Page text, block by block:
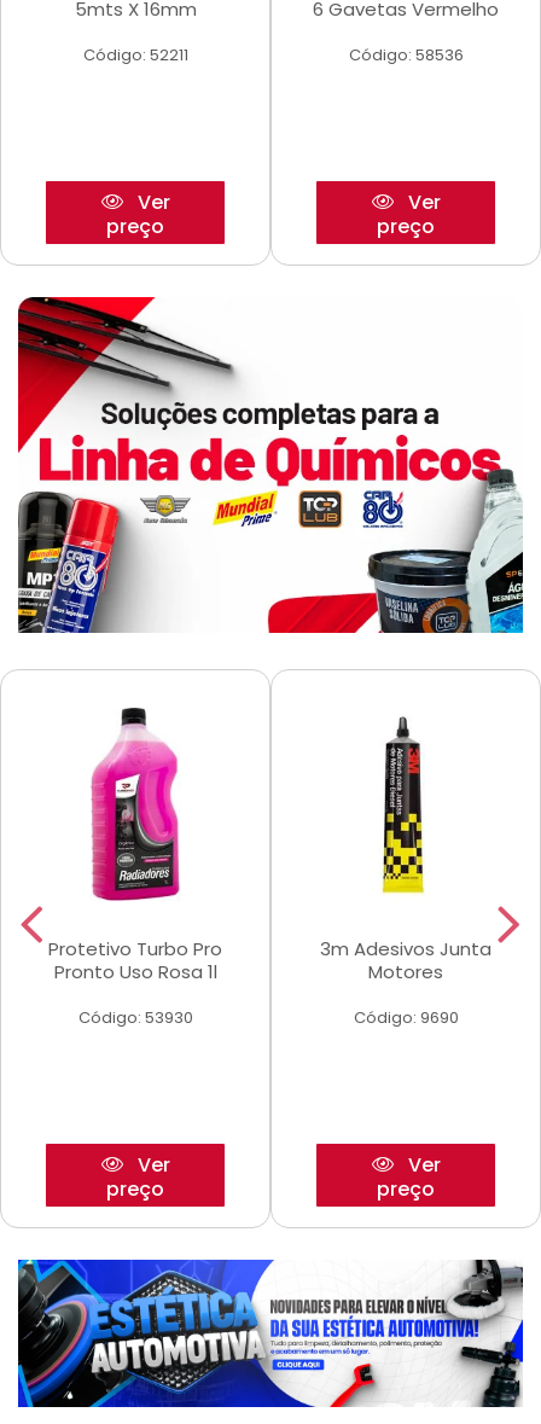
5mts X 16mm
Código: 52211
Ver
preço
6 Gavetas Vermelho
Código: 58536
Ver
preço
Protetivo Turbo Pro
Pronto Uso Rosa 1l
Código: 53930
Ver
preço
3m Adesivos Junta
Motores
Código: 9690
Ver
preço